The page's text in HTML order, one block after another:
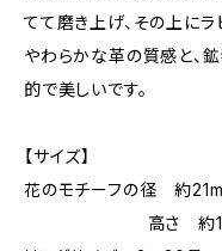
てて磨き上げ、その上に
やわらかな革の質感と、
的で美しいです。
【サイズ】
花のモチーフの径 約
高さ 約